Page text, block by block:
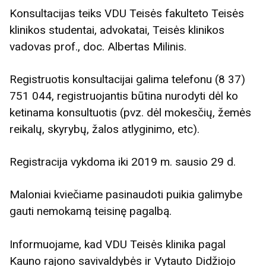
Konsultacijas teiks VDU Teisės fakulteto Teisės
klinikos studentai, advokatai, Teisės klinikos
vadovas prof., doc. Albertas Milinis.
Registruotis konsultacijai galima telefonu (8 37)
751 044, registruojantis būtina nurodyti dėl ko
ketinama konsultuotis (pvz. dėl mokesčių, žemės
reikalų, skyrybų, žalos atlyginimo, etc).
Registracija vykdoma iki 2019 m. sausio 29 d.
Maloniai kviečiame pasinaudoti puikia galimybe
gauti nemokamą teisinę pagalbą.
Informuojame, kad VDU Teisės klinika pagal
Kauno rajono savivaldybės ir Vytauto Didžiojo